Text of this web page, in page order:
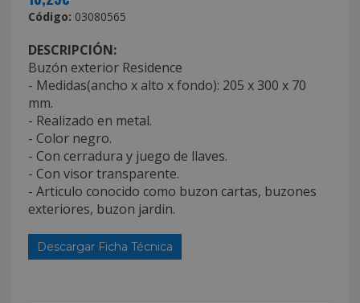
Código: 03080565
DESCRIPCIÓN:
Buzón exterior Residence
- Medidas(ancho x alto x fondo): 205 x 300 x 70
mm.
- Realizado en metal.
- Color negro.
- Con cerradura y juego de llaves.
- Con visor transparente.
- Articulo conocido como buzon cartas, buzones
exteriores, buzon jardin.
Descargar Ficha Técnica